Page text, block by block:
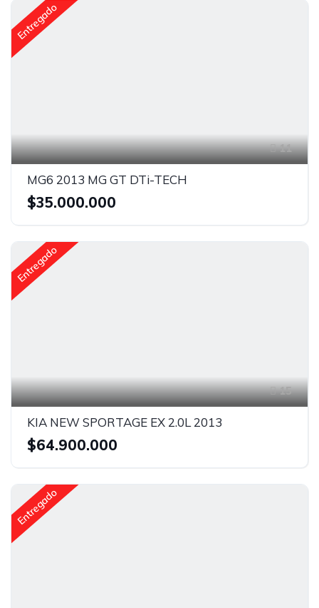
Entregado
11
MG6 2013 MG GT DTi-TECH
$35.000.000
Entregado
15
KIA NEW SPORTAGE EX 2.0L 2013
$64.900.000
Entregado